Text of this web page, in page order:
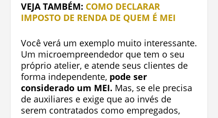
VEJA TAMBÉM: COMO DECLARAR
IMPOSTO DE RENDA DE QUEM É MEI
Você verá um exemplo muito interessante.
Um microempreendedor que tem o seu
próprio atelier, e atende seus clientes de
forma independente, pode ser
considerado um MEI. Mas, se ele precisa
de auxiliares e exige que ao invés de
serem contratados como empregados,